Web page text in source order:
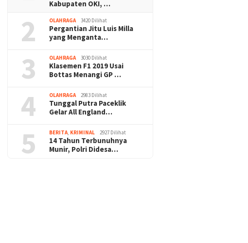
Kabupaten OKI, …
2 OLAHRAGA 3420 Dilihat
Pergantian Jitu Luis Milla
yang Menganta…
3 OLAHRAGA 3030 Dilihat
Klasemen F1 2019 Usai
Bottas Menangi GP …
4 OLAHRAGA 2983 Dilihat
Tunggal Putra Paceklik
Gelar All England…
5 BERITA, KRIMINAL 2927 Dilihat
14 Tahun Terbunuhnya
Munir, Polri Didesa…